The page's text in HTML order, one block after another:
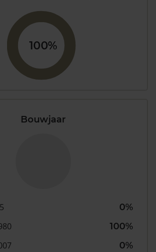
100%
Bouwjaar
0%
100%
0%